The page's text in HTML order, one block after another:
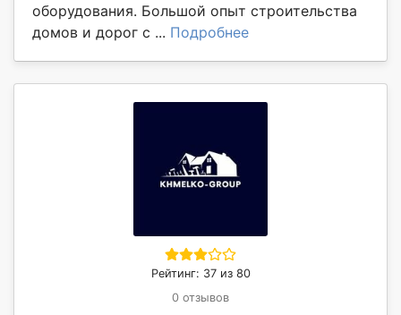
оборудования. Большой опыт строительства
домов и дорог с ... Подробнее
Рейтинг: 37 из 80
0 отзывов